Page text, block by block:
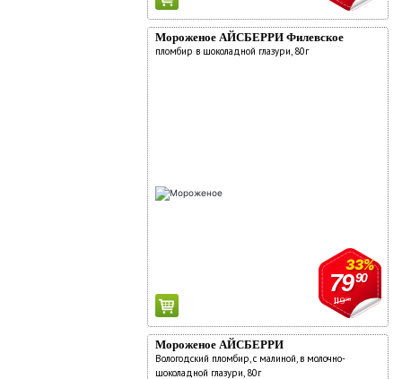
Мороженое АЙСБЕРРИ Филевское
пломбир в шоколадной глазури, 80г
11990
33%
7990
Мороженое АЙСБЕРРИ
Вологодский пломбир, с малиной, в молочно-
шоколадной глазури, 80г